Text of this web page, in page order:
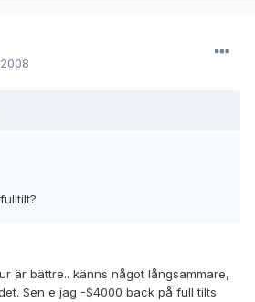
är bättre.. känns något långsammare,
Sen e jag -$4000 back på full tilts